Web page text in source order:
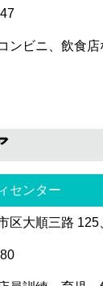
ンビニ、飲食店
センター
区大順三路 125